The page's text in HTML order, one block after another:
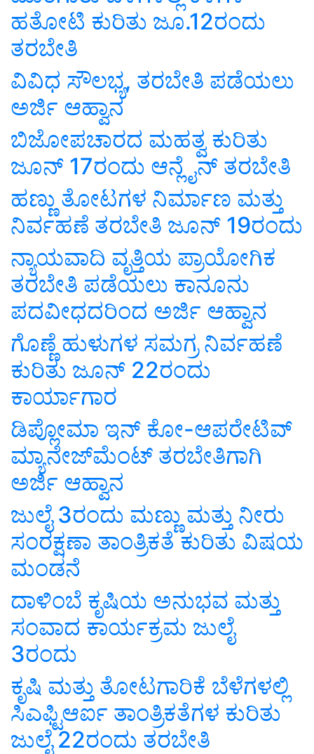
ಹತೋಟಿ ಕುರಿತು ಜೂ.12ರಂದು
ತರಬೇತಿ
ವಿವಿಧ ಸೌಲಭ್ಯ, ತರಬೇತಿ ಪಡೆಯಲು
ಅರ್ಜಿ ಆಹ್ವಾನ
ಬಿಜೋಪಚಾರದ ಮಹತ್ವ ಕುರಿತು
ಜೂನ್ 17ರಂದು ಆನ್ಲೈನ್ ತರಬೇತಿ
ಹಣ್ಣು ತೋಟಗಳ ನಿರ್ಮಾಣ ಮತ್ತು
ನಿರ್ವಹಣೆ ತರಬೇತಿ ಜೂನ್ 19ರಂದು
ನ್ಯಾಯವಾದಿ ವೃತ್ತಿಯ ಪ್ರಾಯೋಗಿಕ
ತರಬೇತಿ ಪಡೆಯಲು ಕಾನೂನು
ಪದವೀಧದರಿಂದ ಅರ್ಜಿ ಆಹ್ವಾನ
ಗೊಣ್ಣೆ ಹುಳುಗಳ ಸಮಗ್ರ ನಿರ್ವಹಣೆ
ಕುರಿತು ಜೂನ್ 22ರಂದು
ಕಾರ್ಯಾಗಾರ
ಡಿಪ್ಲೋಮಾ ಇನ್ ಕೋ-ಆಪರೇಟಿವ್
ಮ್ಯಾನೇಜ್‌ಮೆಂಟ್ ತರಬೇತಿಗಾಗಿ
ಅರ್ಜಿ ಆಹ್ವಾನ
ಜುಲೈ 3ರಂದು ಮಣ್ಣು ಮತ್ತು ನೀರು
ಸಂರಕ್ಷಣಾ ತಾಂತ್ರಿಕತೆ ಕುರಿತು ವಿಷಯ
ಮಂಡನೆ
ದಾಳಿಂಬೆ ಕೃಷಿಯ ಅನುಭವ ಮತ್ತು
ಸಂವಾದ ಕಾರ್ಯಕ್ರಮ ಜುಲೈ
3ರಂದು
ಕೃಷಿ ಮತ್ತು ತೋಟಗಾರಿಕೆ ಬೆಳೆಗಳಲ್ಲಿ
ಸಿಎಫ್ಟಿಆರ್ಐ ತಾಂತ್ರಿಕತೆಗಳ ಕುರಿತು
ಜುಲೈ 22ರಂದು ತರಬೇತಿ